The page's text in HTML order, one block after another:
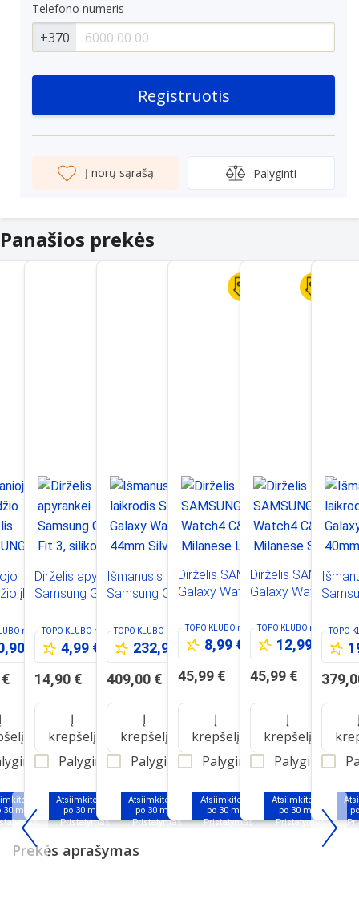
Telefono numeris
+370
Registruotis
Į norų sąrašą Palyginti
Panašios prekės
įkroviklis
nariams
€
jau
30 min.
Dirželis apyrankei
Samsung Galaxy
oranžinis
TOPO KLUBO nariams
4,99 €
14,90 €
Atsiimkite jau
po 30 min.
Į
krepšelį
Palyginti
Išmanusis laikrodis
Samsung Galaxy
Silver
TOPO KLUBO nariams
232,99 €
409,00 €
Atsiimkite jau
po 30 min.
Į
krepšelį
Palyginti
Dirželis SAMSUNG
Galaxy Watch4
juodas
TOPO KLUBO nariams
8,99 €
45,99 €
Atsiimkite jau
po 30 min.
Į
krepšelį
Palyginti
Dirželis SAMSUNG
Galaxy Watch4
sidabrinis
TOPO KLUBO nariams
12,99 €
45,99 €
Atsiimkite jau
po 30 min.
Į
krepšelį
Palyginti
Dark
TOPO
Item
Prekės aprašymas